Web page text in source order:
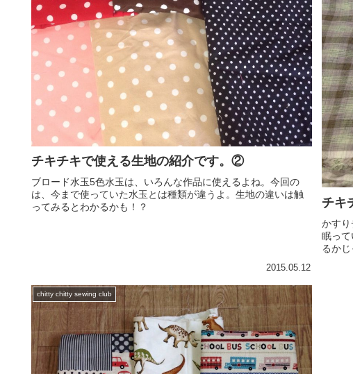
チキチキで使える生地の紹介です。②
ブロード水玉5色水玉は、いろんな作品に使えるよね。今回の
は、今まで使っていた水玉とは種類が違うよ。生地の違いは触
ってみるとわかるかも！？
2015.05.12
チキ
かす
眠っ
るか
chitty chitty sewing club